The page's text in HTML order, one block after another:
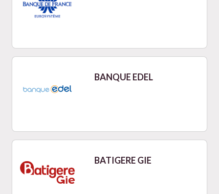
BANQUE EDEL
BATIGERE GIE